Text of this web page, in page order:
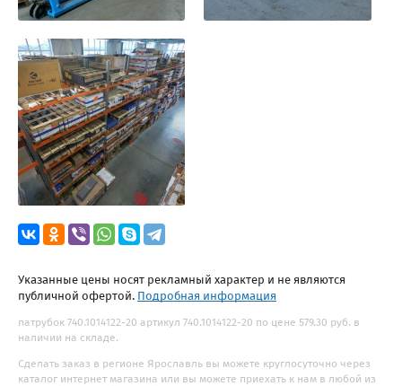
Указанные цены носят рекламный характер и не являются
публичной офертой. Подробная информация
патрубок 740.1014122-20 артикул 740.1014122-20 по цене 579.30 руб. в
наличии на складе.
Сделать заказ в регионе Ярославль вы можете круглосуточно через
каталог интернет магазина или вы можете приехать к нам в любой из